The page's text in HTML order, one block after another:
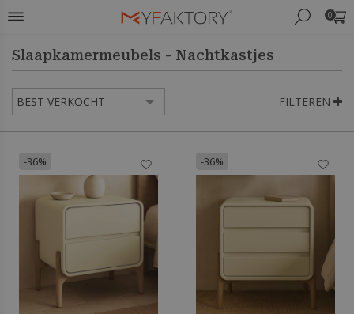
0
Slaapkamermeubels - Nachtkastjes
FILTEREN
-36% -36%